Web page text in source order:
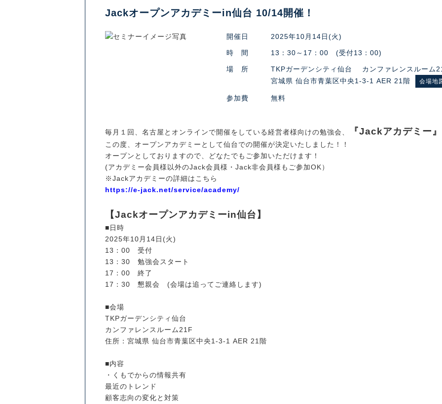
Jackオープンアカデミーin仙台 10/14開催！
開催日 2025年10月14日(火)
時 間 13：30～17：00 (受付13：00)
場 所
TKPガーデンシティ仙台 カンファレンスルーム
宮城県 仙台市青葉区中央1-3-1 AER 21階
会場地
参加費 無料
毎月１回、名古屋とオンラインで開催をしている経営者様向けの勉強会、 『Jackアカデミー』
この度、オープンアカデミーとして仙台での開催が決定いたしました！！
オープンとしておりますので、どなたでもご参加いただけます！
(アカデミー会員様以外のJack会員様・Jack非会員様もご参加OK）
※Jackアカデミーの詳細はこちら
https://e-jack.net/service/academy/
【Jackオープンアカデミーin仙台】
■日時
2025年10月14日(火)
13：00 受付
13：30 勉強会スタート
17：00 終了
17：30 懇親会 (会場は追ってご連絡します)
■会場
TKPガーデンシティ仙台
カンファレンスルーム21F
住所：宮城県 仙台市青葉区中央1-3-1 AER 21階
■内容
・くもでからの情報共有
最近のトレンド
顧客志向の変化と対策